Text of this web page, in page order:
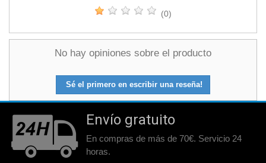
(0)
No hay opiniones sobre el producto
Sé el primero en escribir una reseña!
Envío gratuito
En compras de más de 70€. Servicio 24
horas.